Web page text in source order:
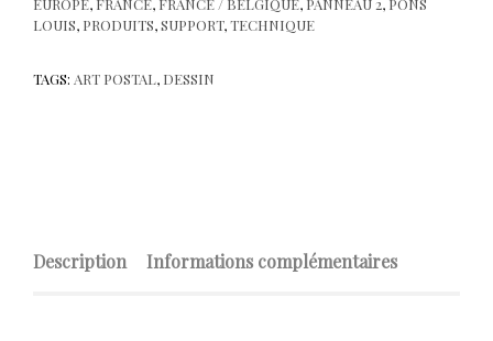
LOUIS, PRODUITS,SUPPORT,TECHNIQUE
TAGS: ART POSTAL, DESSIN
Description Informations complémentaires